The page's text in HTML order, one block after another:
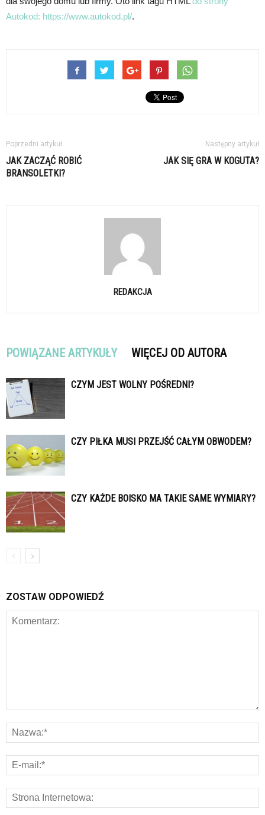
Autokod: https://www.autokod.pl/.
Poprzedni artykuł
JAK ZACZĄĆ ROBIĆ
BRANSOLETKI?
Następny artykuł
JAK SIĘ GRA W KOGUTA?
REDAKCJA
POWIĄZANE ARTYKUŁY WIĘCEJ OD AUTORA
CZYM JEST WOLNY POŚREDNI?
CZY PIŁKA MUSI PRZEJŚĆ CAŁYM OBWODEM?
CZY KAŻDE BOISKO MA TAKIE SAME WYMIARY?
ZOSTAW ODPOWIEDŹ